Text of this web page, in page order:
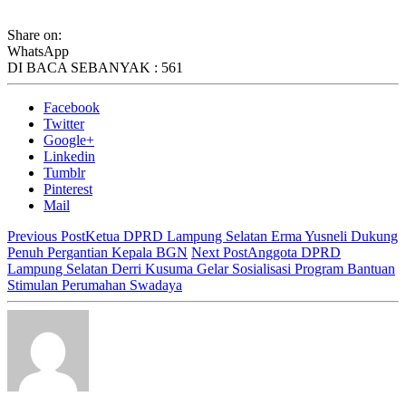
Share on:
WhatsApp
DI BACA SEBANYAK : 561
Facebook
Twitter
Google+
Linkedin
Tumblr
Pinterest
Mail
Previous PostKetua DPRD Lampung Selatan Erma Yusneli Dukung
Penuh Pergantian Kepala BGN Next PostAnggota DPRD
Lampung Selatan Derri Kusuma Gelar Sosialisasi Program Bantuan
Stimulan Perumahan Swadaya